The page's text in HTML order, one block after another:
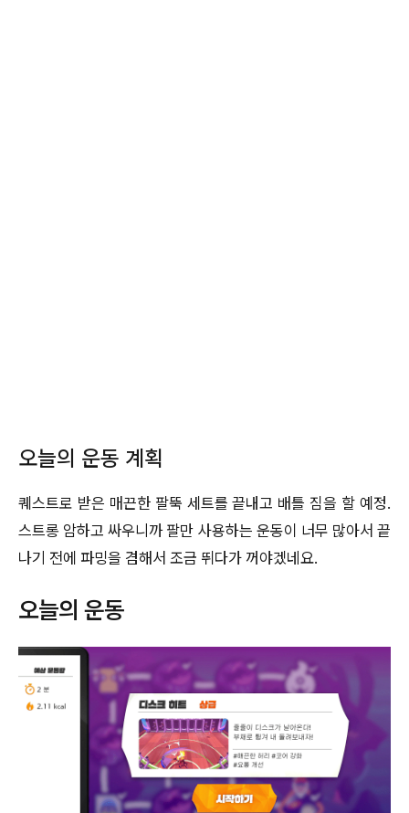
오늘의 운동 계획
퀘스트로 받은 매끈한 팔뚝 세트를 끝내고 배틀 짐을 할 예정.
스트롱 암하고 싸우니까 팔만 사용하는 운동이 너무 많아서 끝
나기 전에 파밍을 겸해서 조금 뛰다가 꺼야겠네요.
오늘의 운동